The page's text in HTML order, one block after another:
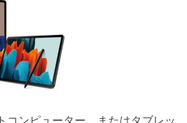
コンピューター、またはタブレッ